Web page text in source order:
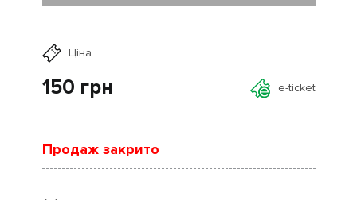
Ціна
150 грн e-ticket
Продаж закрито